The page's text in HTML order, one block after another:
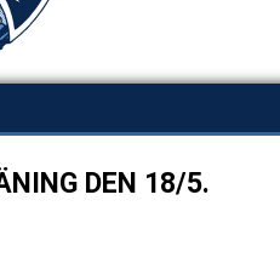
DEN 18/5.